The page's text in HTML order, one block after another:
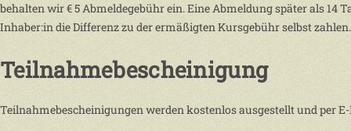
behalten wir € 5 Abmeldegebühr ein. Eine Abmeldung später als
Inhaber:in die Differenz zu der ermäßigten Kursgebühr selbst
Teilnahmebescheinigung
Teilnahmebescheinigungen werden kostenlos ausgestellt und per